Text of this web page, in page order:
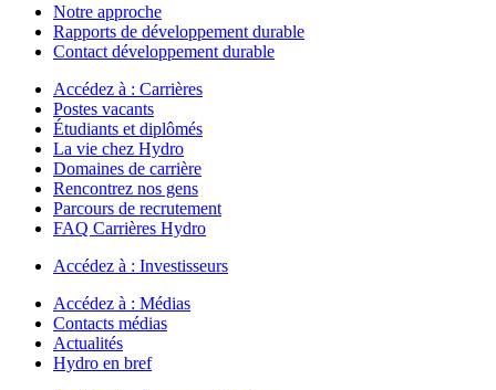
Notre approche
Rapports de développement durable
Contact développement durable
Accédez à : Carrières
Postes vacants
Étudiants et diplômés
La vie chez Hydro
Domaines de carrière
Rencontrez nos gens
Parcours de recrutement
FAQ Carrières Hydro
Accédez à : Investisseurs
Accédez à : Médias
Contacts médias
Actualités
Hydro en bref